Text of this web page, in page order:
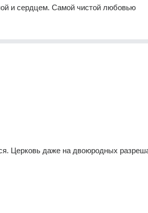
и сердцем. Самой чистой любовью
Церковь даже на двоюродных